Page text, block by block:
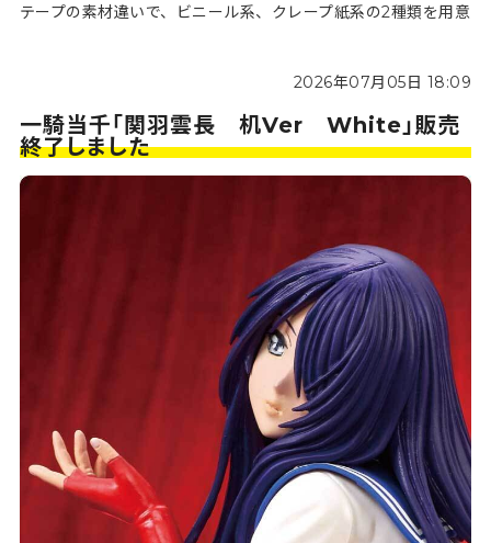
テープの素材違いで、ビニール系、クレープ紙系の2種類を用意
2026年07月05日 18:09
一騎当千「関羽雲長 机Ver White」販売
終了しました